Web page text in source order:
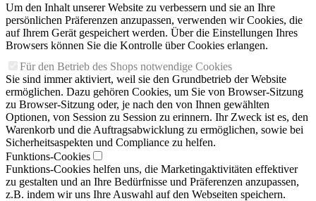
Um den Inhalt unserer Website zu verbessern und sie an Ihre
persönlichen Präferenzen anzupassen, verwenden wir Cookies, die
auf Ihrem Gerät gespeichert werden. Über die Einstellungen Ihres
Browsers können Sie die Kontrolle über Cookies erlangen.
Für den Betrieb des Shops notwendige Cookies
Sie sind immer aktiviert, weil sie den Grundbetrieb der Website
ermöglichen. Dazu gehören Cookies, um Sie von Browser-Sitzung
zu Browser-Sitzung oder, je nach den von Ihnen gewählten
Optionen, von Session zu Session zu erinnern. Ihr Zweck ist es, den
Warenkorb und die Auftragsabwicklung zu ermöglichen, sowie bei
Sicherheitsaspekten und Compliance zu helfen.
Funktions-Cookies
Funktions-Cookies helfen uns, die Marketingaktivitäten effektiver
zu gestalten und an Ihre Bedürfnisse und Präferenzen anzupassen,
z.B. indem wir uns Ihre Auswahl auf den Webseiten speichern.